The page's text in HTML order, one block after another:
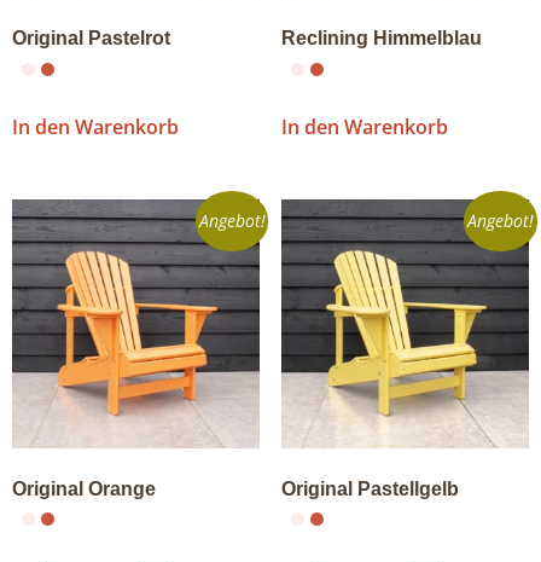
Original Pastelrot
In den Warenkorb
Reclining Himmelblau
In den Warenkorb
Angebot!
Original Orange
Angebot!
Original Pastellgelb